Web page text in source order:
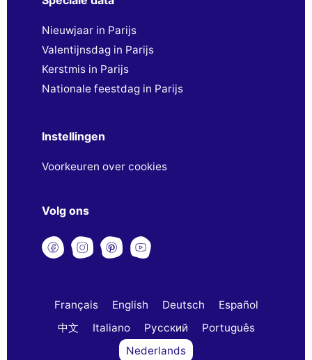
Nieuwjaar in Parijs
Valentijnsdag in Parijs
Kerstmis in Parijs
Nationale feestdag in Parijs
Instellingen
Voorkeuren over cookies
Volg ons
Français English Deutsch
Español
中文
Italiano Русский
Português
Nederlands